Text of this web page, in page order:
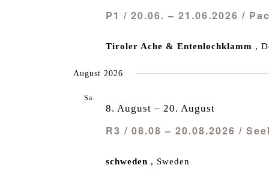
P1 / 20.06. – 21.06.2026 /
Tiroler Ache & Entenlochklamm ,
August 2026
Sa.
R3 / 08.08 – 20.08.2026 /
8. August – 20. August
schweden , Sweden